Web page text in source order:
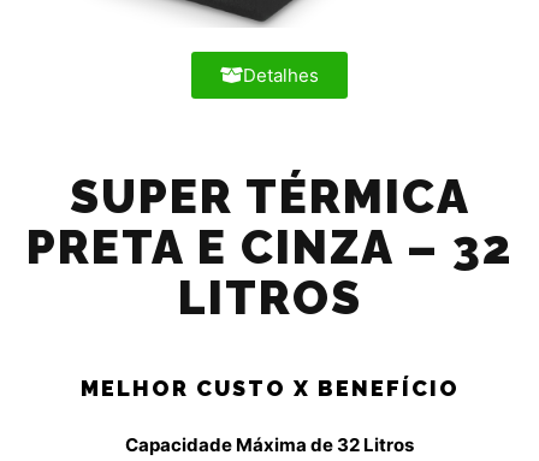
Detalhes
SUPER TÉRMICA
PRETA E CINZA – 32
LITROS
MELHOR CUSTO X BENEFÍCIO
Capacidade Máxima de 32 Litros